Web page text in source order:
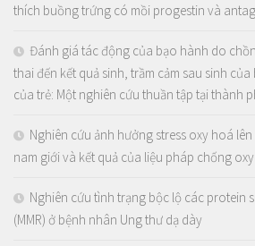
thích buồng trứng có mồi progestin và
Đánh giá tác động của bạo hành do
thai đến kết quả sinh, trầm cảm sau sinh
của trẻ: Một nghiên cứu thuần tập tại thành
Nghiên cứu ảnh hưởng stress oxy hoá
nam giới và kết quả của liệu pháp chống
Nghiên cứu tình trạng bộc lộ các protein
(MMR) ở bệnh nhân Ung thư dạ dày